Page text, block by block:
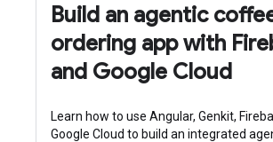
Build an agentic
ordering app with
and Google Cloud
Learn how to use Angular, Genkit,
Google Cloud to build an integrated